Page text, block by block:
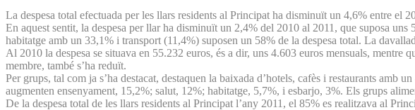
La despesa total efectuada per les llars residents al Principat ha disminuït un 4,6% entre el
En aquest sentit, la despesa per llar ha disminuït un 2,4% del 2010 al 2011, que suposa
habitatge amb un 33,1% i transport (11,4%) suposen un 58% de la despesa total. La
Al 2010 la despesa se situava en 55.232 euros, és a dir, uns 4.603 euros mensuals, mentre
membre, també s’ha reduït.
Per grups, tal com ja s’ha destacat, destaquen la baixada d’hotels, cafès i restaurants
augmenten ensenyament, 15,2%; salut, 12%; habitatge, 5,7%, i esbarjo, 3%. Els grups
De la despesa total de les llars residents al Principat l’any 2011, el 85% es realitzava al